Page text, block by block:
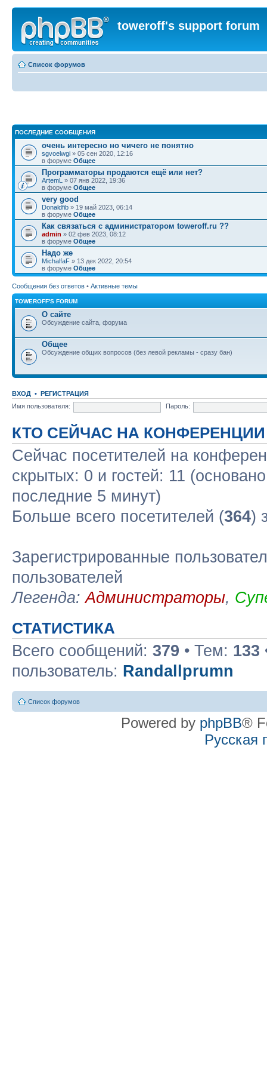
toweroff's support forum
Список форумов
ПОСЛЕДНИЕ СООБЩЕНИЯ
очень интересно но чичего не понятно
sgvoelwgi » 05 сен 2020, 12:16
в форуме Общее
Программаторы продаются ещё или нет?
ArtemL » 07 янв 2022, 19:36
в форуме Общее
very good
Donaldfib » 19 май 2023, 06:14
в форуме Общее
Как связаться с администратором toweroff.ru ??
admin » 02 фев 2023, 08:12
в форуме Общее
Надо же
MichalfaF » 13 дек 2022, 20:54
в форуме Общее
Сообщения без ответов • Активные темы
TOWEROFF'S FORUM
О сайте
Обсуждение сайта, форума
Общее
Обсуждение общих вопросов (без левой рекламы - сразу бан)
ВХОД • РЕГИСТРАЦИЯ
Имя пользователя:
Пароль:
КТО СЕЙЧАС НА КОНФЕРЕНЦИИ
Сейчас посетителей на
скрытых: 0 и гостей: 11
последние 5 минут)
Больше всего посетителей (364)
Зарегистрированные
пользователей
Легенда:Администраторы,
СТАТИСТИКА
Всего сообщений: 379 • Тем: 133
пользователь: Randallprumn
Список форумов
Powered by phpBB®
Русская